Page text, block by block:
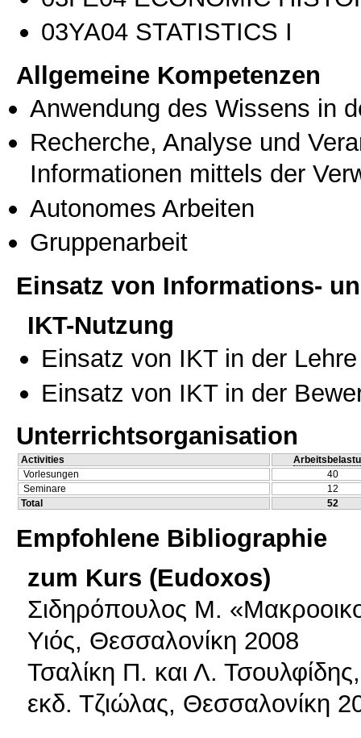
03ΥΑ04 STATISTICS I
Allgemeine Kompetenzen
Anwendung des Wissens in
Recherche, Analyse und
Informationen mittels der
Autonomes Arbeiten
Gruppenarbeit
Einsatz von Informations-
IKT-Nutzung
Einsatz von IKT in der Lehre
Einsatz von IKT in der
Unterrichtsorganisation
Activities
Vorlesungen
40
Seminare
12
Total
52
Empfohlene Bibliographie
zum Kurs (Eudoxos)
Σιδηρόπουλος Μ.
Υιός, Θεσσαλονίκη 2008
Τσαλίκη Π. και Λ.
εκδ. Τζιώλας, Θεσσαλονίκη